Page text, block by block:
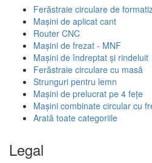
Ferăstraie circulare de
Mașini de aplicat cant
Router CNC
Mașini de frezat - MNF
Mașini de îndreptat și rindeluit
Ferăstraie circulare cu masă
Strunguri pentru lemn
Mașini de prelucrat pe 4 fețe
Mașini combinate circular cu
Arată toate categoriile
Legal